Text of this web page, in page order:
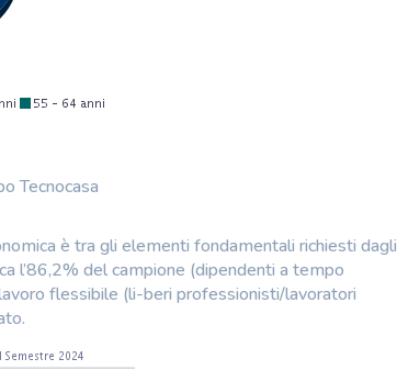
Tecnocasa
è tra gli elementi fondamentali richiesti dagli
l’86,2% del campione (dipendenti a tempo
flessibile (li-beri professionisti/lavoratori